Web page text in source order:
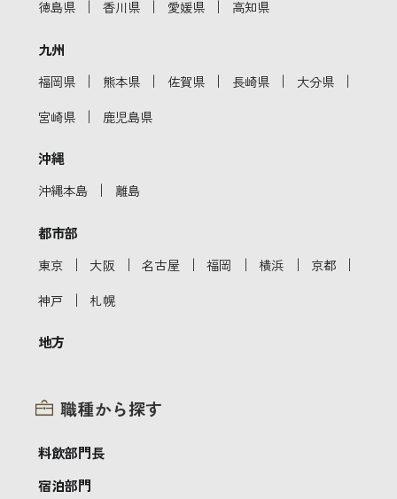
徳島県 ｜ 香川県 ｜ 愛媛県 ｜ 高知県
九州
福岡県 ｜ 熊本県 ｜ 佐賀県 ｜ 長崎県 ｜ 大分県 ｜
宮崎県 ｜ 鹿児島県
沖縄
沖縄本島 ｜ 離島
都市部
東京 ｜ 大阪 ｜ 名古屋 ｜ 福岡 ｜ 横浜 ｜ 京都 ｜
神戸 ｜ 札幌
地方
職種から探す
料飲部門長
宿泊部門